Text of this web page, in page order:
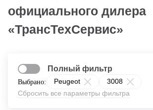
официального дилера
«ТрансТехСервис»
Выбрано: Peugeot
3008
Сбросить все параметры фильтра
Полный фильтр